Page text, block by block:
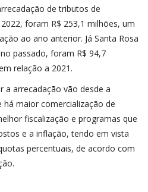
de tributos de
foram R$ 253,1 milhões, um
ao ano anterior. Já Santa Rosa
passado, foram R$ 94,7
relação a 2021.
a arrecadação vão desde a
maior comercialização de
fiscalização e programas que
e a inflação, tendo em vista
percentuais, de acordo com